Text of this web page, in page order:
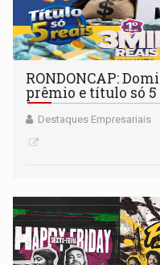
RONDONCAP:
prêmio e título só 5
Destaques Empresariais